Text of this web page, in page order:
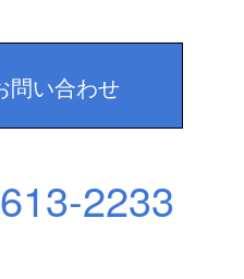
問い合わせ
2233